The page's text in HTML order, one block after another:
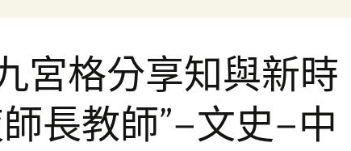
宮格分享知與新時
長教師”–文史–中